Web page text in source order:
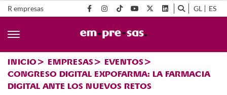
R empresas GL ES
INICIO EMPRESAS
EVENTOS
CONGRESO DIGITAL EXPOFARMA: LA FARMACIA
DIGITAL ANTE LOS NUEVOS RETOS